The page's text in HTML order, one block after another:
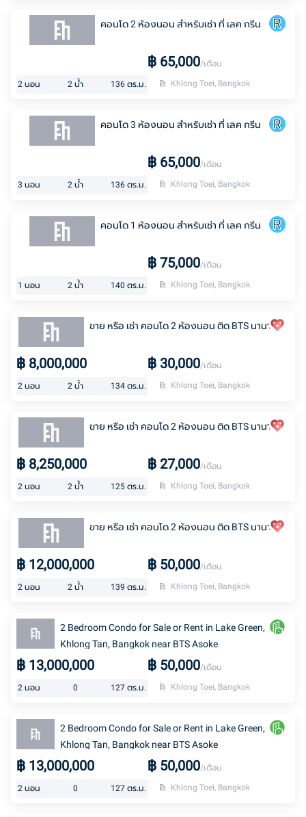
คอนโด 2 ห้องนอน สำหรับเช่า ที่ เลค กรีน
฿ 65,000/เดือน
2 นอน 2 น้ำ 136 ตร.ม. Khlong Toei, Bangkok
คอนโด 3 ห้องนอน สำหรับเช่า ที่ เลค กรีน
฿ 65,000/เดือน
3 นอน 2 น้ำ 136 ตร.ม. Khlong Toei, Bangkok
คอนโด 1 ห้องนอน สำหรับเช่า ที่ เลค กรีน
฿ 75,000/เดือน
1 นอน 2 น้ำ 140 ตร.ม. Khlong Toei, Bangkok
ขาย หรือ เช่า คอนโด 2 ห้องนอน ติด BTS นานา
฿ 30,000/เดือน
฿ 8,000,000
2 นอน 2 น้ำ 134 ตร.ม. Khlong Toei, Bangkok
ขาย หรือ เช่า คอนโด 2 ห้องนอน ติด BTS นานา
฿ 27,000/เดือน
฿ 8,250,000
2 นอน 2 น้ำ 125 ตร.ม. Khlong Toei, Bangkok
ขาย หรือ เช่า คอนโด 2 ห้องนอน ติด BTS นานา
฿ 50,000/เดือน
฿ 12,000,000
2 นอน 2 น้ำ 139 ตร.ม. Khlong Toei, Bangkok
2 Bedroom Condo for Sale or Rent in Lake Green,
Khlong Tan, Bangkok near BTS Asoke
฿ 50,000/เดือน
฿ 13,000,000
2 นอน 0 127 ตร.ม. Khlong Toei, Bangkok
2 Bedroom Condo for Sale or Rent in Lake Green,
Khlong Tan, Bangkok near BTS Asoke
฿ 50,000/เดือน
฿ 13,000,000
2 นอน 0 127 ตร.ม. Khlong Toei, Bangkok